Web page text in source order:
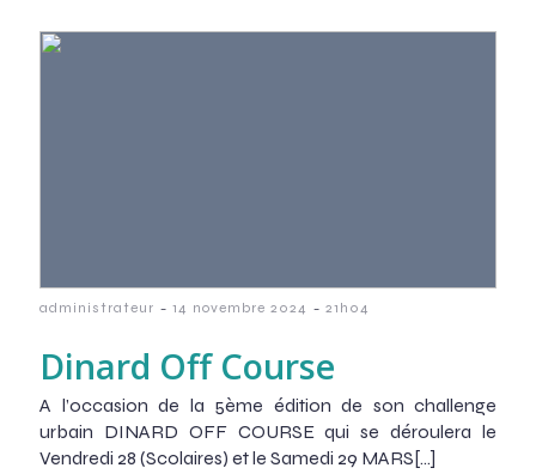
administrateur - 14 novembre 2024 - 21h04
Dinard Off Course
A l’occasion de la 5ème édition de son challenge
urbain DINARD OFF COURSE qui se déroulera le
Vendredi 28 (Scolaires) et le Samedi 29 MARS[…]